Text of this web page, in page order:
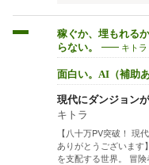
稼ぐか、埋もれる
らない。
キトラ
面白い。AI（補助
現代にダンジョン
キトラ
【八十万PV突破！ 現
ありがとうございます
を支配する世界。 冒